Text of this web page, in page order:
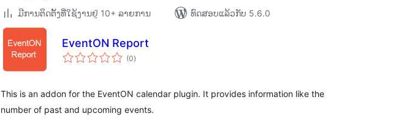
ມີການຕິດຕັ້ງທີ່ໃຊ້ງານຢູ່ 10+ ລາຍການ
ທົດສອບແລ້ວກັບ 5.6.0
EventON Report
(0ຄະແນນ
ທັງໝົດ
)
This is an addon for the EventON calendar plugin. It provides information like the
number of past and upcoming events.